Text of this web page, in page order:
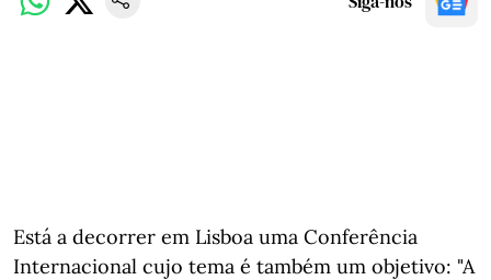
Está a decorrer em Lisboa uma Conferência
Internacional cujo tema é também um objetivo: "A